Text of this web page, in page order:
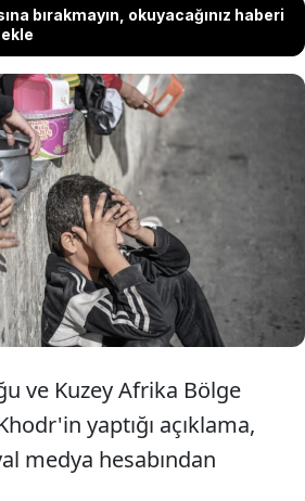
bırakmayın, okuyacağınız haberi
Milletler Çocuklara Yardım
(UNICEF), Filistin topraklarında
ölümlerinin son bulması
belirtti.
ve Kuzey Afrika Bölge
yaptığı açıklama,
medya hesabından